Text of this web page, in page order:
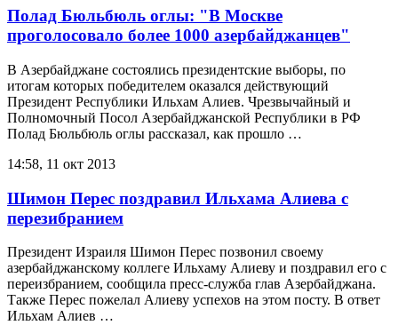
Полад Бюльбюль оглы: "В Москве
проголосовало более 1000 азербайджанцев"
В Азербайджане состоялись президентские выборы, по
итогам которых победителем оказался действующий
Президент Республики Ильхам Алиев. Чрезвычайный и
Полномочный Посол Азербайджанской Республики в РФ
Полад Бюльбюль оглы рассказал, как прошло …
14:58, 11 окт 2013
Шимон Перес поздравил Ильхама Алиева с
перезибранием
Президент Израиля Шимон Перес позвонил своему
азербайджанскому коллеге Ильхаму Алиеву и поздравил его с
переизбранием, сообщила пресс-служба глав Азербайджана.
Также Перес пожелал Алиеву успехов на этом посту. В ответ
Ильхам Алиев …